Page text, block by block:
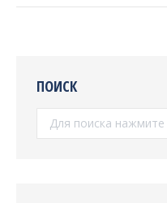
ПОИСК
Поиск: